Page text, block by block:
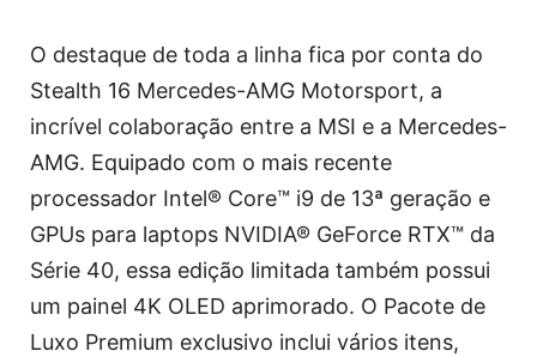
O destaque de toda a linha fica por conta do
Stealth 16 Mercedes-AMG Motorsport, a
incrível colaboração entre a MSI e a Mercedes-
AMG. Equipado com o mais recente
processador Intel® Core™ i9 de 13ª geração e
GPUs para laptops NVIDIA® GeForce RTX™ da
Série 40, essa edição limitada também possui
um painel 4K OLED aprimorado. O Pacote de
Luxo Premium exclusivo inclui vários itens,